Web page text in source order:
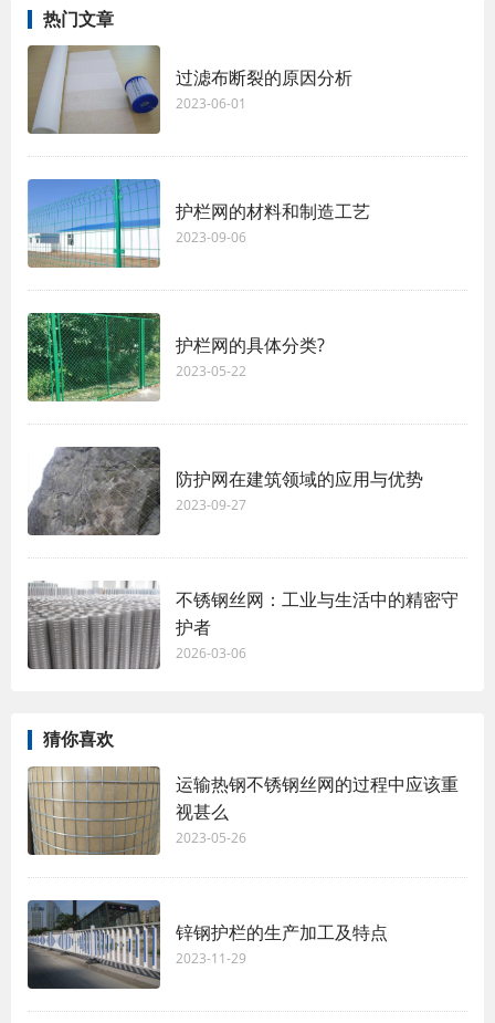
热门文章
过滤布断裂的原因分析
2023-06-01
护栏网的材料和制造工艺
2023-09-06
护栏网的具体分类?
2023-05-22
防护网在建筑领域的应用与优势
2023-09-27
不锈钢丝网：工业与生活中的精密守
护者
2026-03-06
猜你喜欢
运输热钢不锈钢丝网的过程中应该重
视甚么
2023-05-26
锌钢护栏的生产加工及特点
2023-11-29